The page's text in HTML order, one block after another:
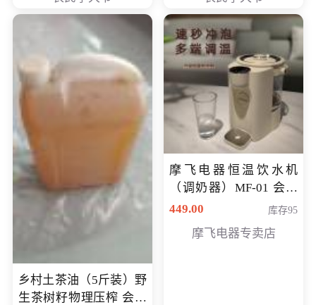
乡村土茶油（5斤装）野
生茶树籽物理压榨 会员
摩飞电器恒温饮水机
（调奶器）MF-01 会员
专享价366元
449.00 库存95
摩飞电器专卖店